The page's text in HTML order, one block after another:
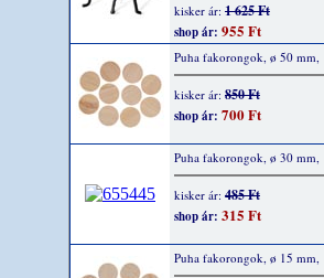
kisker ár: 1 625 Ft
shop ár: 955 Ft
Puha fakorongok, ø 50 mm,
kisker ár: 850 Ft
shop ár: 700 Ft
Puha fakorongok, ø 30 mm,
kisker ár: 485 Ft
shop ár: 315 Ft
Puha fakorongok, ø 15 mm,